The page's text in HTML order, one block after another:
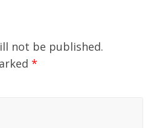
not be published.
*